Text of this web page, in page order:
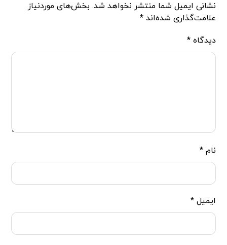
نشانی ایمیل شما منتشر نخواهد شد. بخش‌های موردنیاز
علامت‌گذاری شده‌اند*
دیدگاه*
نام*
ایمیل*